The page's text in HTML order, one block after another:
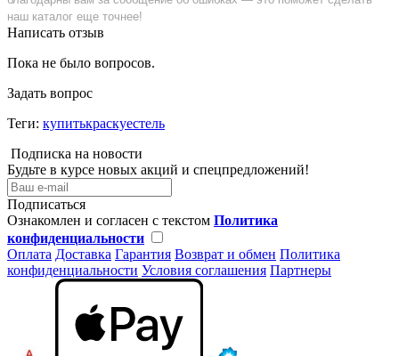
наш каталог еще точнее!
Написать отзыв
Пока не было вопросов.
Задать вопрос
Теги: купитькраскуестель
Подписка на новости
Будьте в курсе новых акций и спецпредложений!
Подписаться
Ознакомлен и согласен с текстом Политика
конфиденциальности
Оплата Доставка Гарантия Возврат и обмен Политика
конфиденциальности Условия соглашения Партнеры